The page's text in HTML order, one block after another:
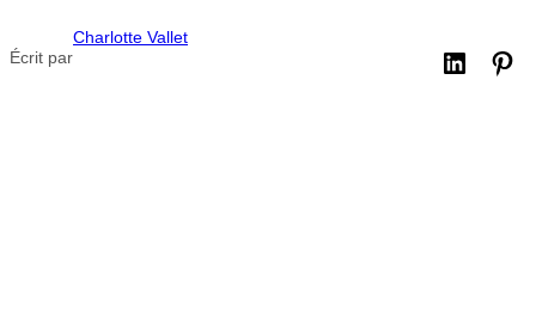
Écrit par
Charlotte Vallet